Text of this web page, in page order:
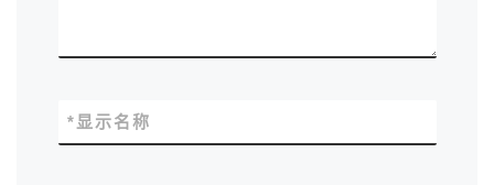
显示名称
*